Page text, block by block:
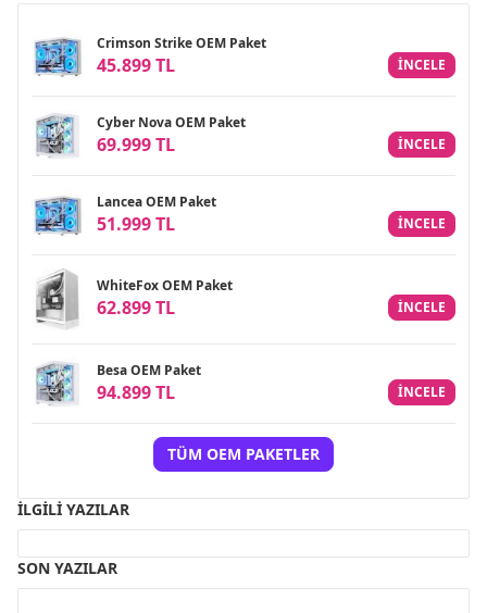
Crimson Strike OEM Paket
45.899 TL INCELE
Cyber Nova OEM Paket
69.999 TL INCELE
Lancea OEM Paket
51.999 TL INCELE
WhiteFox OEM Paket
62.899 TL INCELE
Besa OEM Paket
94.899 TL INCELE
TÜM OEM PAKETLER
İLGILI YAZILAR
SON YAZILAR